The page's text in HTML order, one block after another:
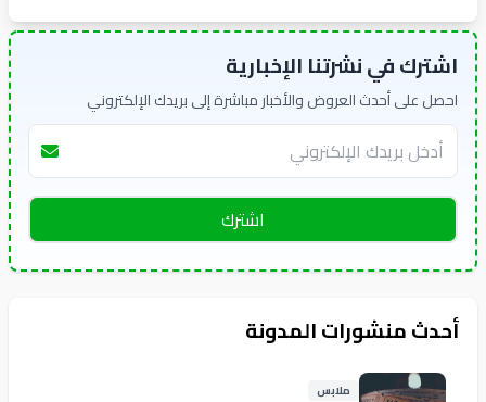
اشترك في نشرتنا الإخبارية
احصل على أحدث العروض والأخبار مباشرة إلى بريدك الإلكتروني
اشترك
أحدث منشورات المدونة
ملابس